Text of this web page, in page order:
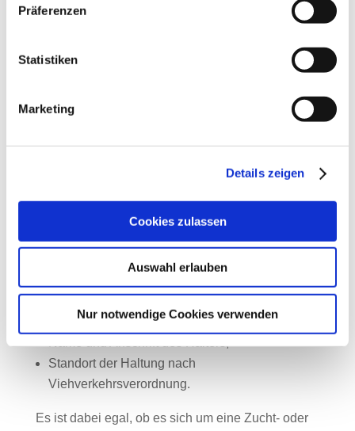
Präferenzen
Statistiken
Marketing
Details zeigen
Cookies zulassen
Auswahl erlauben
Nur notwendige Cookies verwenden
Veranstalter von überregionalen Veranstaltungen,
nicht ausschließlich aus dem Landkreis bzw. der
kreisfreien Stadt stammen in dem/der die
Dieses Register muss nachfolgend aufgeführten
Daten enthalten:
Nummer des Transponders
Standort der Haltung nach
Viehverkehrsverordnung.
Es ist dabei egal, ob es sich um eine Zucht- oder